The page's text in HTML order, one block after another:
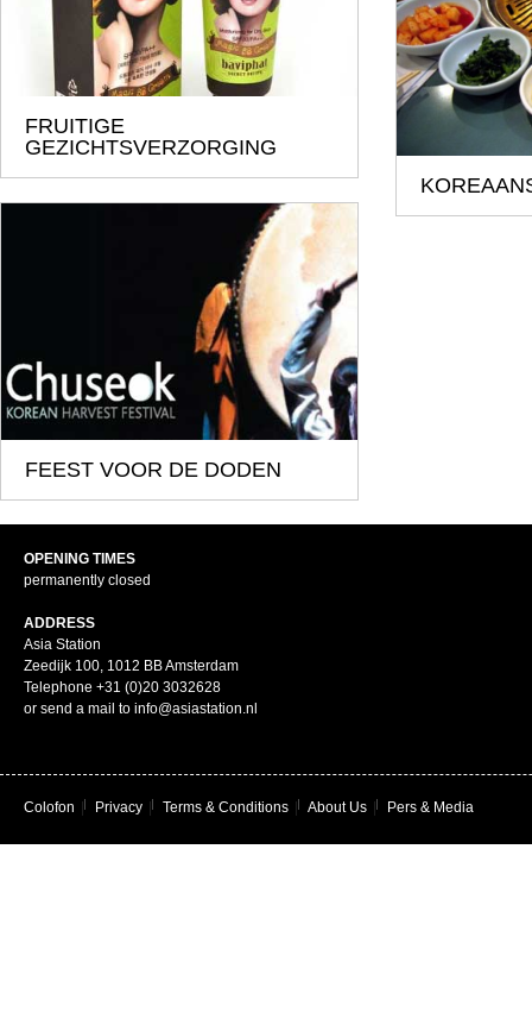
FRUITIGE
GEZICHTSVERZORGING
FEEST VOOR DE DODEN
OPENING TIMES
permanently closed
ADDRESS
Asia Station
Zeedijk 100, 1012 BB Amsterdam
Telephone +31 (0)20 3032628
or send a mail to info@asiastation.nl
Colofon Privacy Terms & Conditions About Us Pers & Media